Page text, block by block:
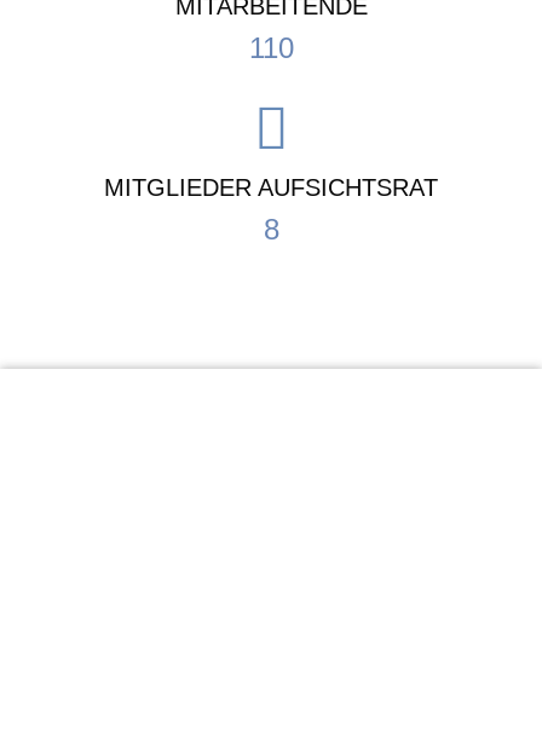
MITARBEITENDE
110
MITGLIEDER AUFSICHTSRAT
8